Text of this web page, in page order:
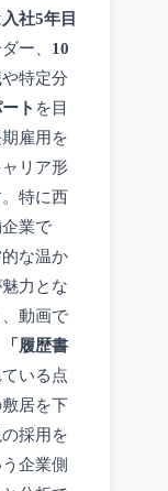
入社5年目
ー、 10
特定分
ト を目
雇用を
リア形
特に西
業で
な温か
力とな
動画で
「履歴書
いる点
居を下
採用を
企業側